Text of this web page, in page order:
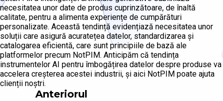
necesitatea unor date de produs cuprinzătoare, de înaltă
calitate, pentru a alimenta experiențe de cumpărături
personalizate. Această tendință evidențiază necesitatea unor
soluții care asigură acuratețea datelor, standardizarea și
catalogarea eficientă, care sunt principiile de bază ale
platformelor precum NotPIM. Anticipăm că tendința
instrumentelor AI pentru îmbogățirea datelor despre produse va
accelera creșterea acestei industrii, și aici NotPIM poate ajuta
clienții noștri.
Anteriorul